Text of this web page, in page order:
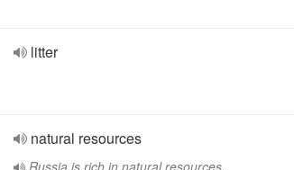
litter
natural resources
Russia is rich in natural resources.